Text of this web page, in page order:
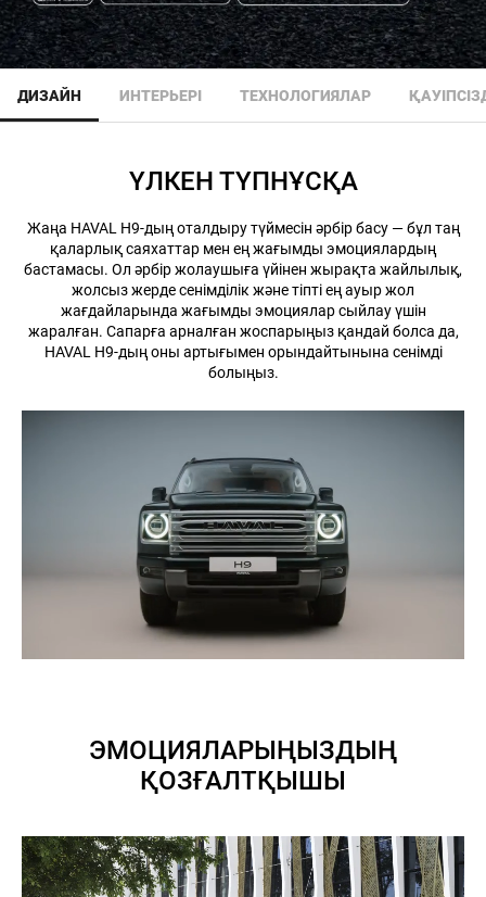
ДИЗАЙН ИНТЕРЬЕРІ ТЕХНОЛОГИЯЛАР
ҮЛКЕН ТҮПНҰСҚА
Жаңа HAVAL H9-дың оталдыру түймесін әрбір басу — бұл таң
қаларлық саяхаттар мен ең жағымды эмоциялардың
бастамасы. Ол әрбір жолаушыға үйінен жырақта жайлылық,
жолсыз жерде сенімділік және тіпті ең ауыр жол
жағдайларында жағымды эмоциялар сыйлау үшін
жаралған. Сапарға арналған жоспарыңыз қандай болса да,
HAVAL H9-дың оны артығымен орындайтынына сенімді
болыңыз.
ЭМОЦИЯЛАРЫҢЫЗДЫҢ
ҚОЗҒАЛТҚЫШЫ